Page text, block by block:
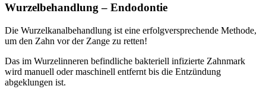
Wurzelbehandlung – Endodontie
Die Wurzelkanalbehandlung ist eine erfolgversprechende Methode,
um den Zahn vor der Zange zu retten!
Das im Wurzelinneren befindliche bakteriell infizierte Zahnmark
wird manuell oder maschinell entfernt bis die Entzündung
abgeklungen ist.